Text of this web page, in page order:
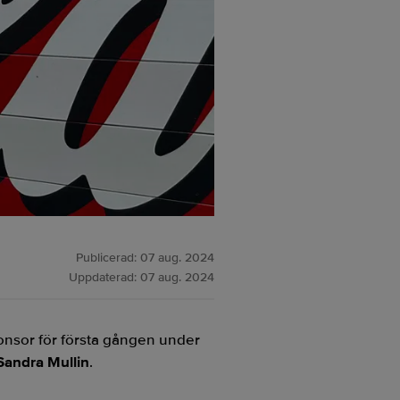
Publicerad: 07 aug. 2024
Uppdaterad: 07 aug. 2024
för första gången under
Mullin.